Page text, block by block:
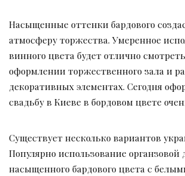
Насыщенные оттенки бардового
атмосферу торжества. Умеренное
винного цвета будет отлично
оформлении торжественного зала и
декоративных элементах. Сегодня
свадьбу в Киеве в бордовом цвете
Существует несколько вариантов
Популярно использование органзовой
насыщенного бардового цвета с